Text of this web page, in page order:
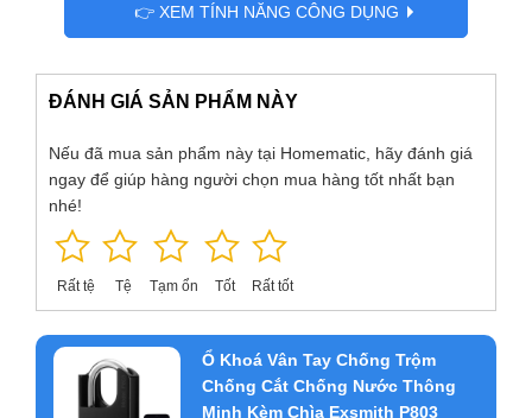
👉 XEM TÍNH NĂNG CÔNG DỤNG
ĐÁNH GIÁ SẢN PHẨM NÀY
Nếu đã mua sản phẩm này tại Homematic, hãy đánh giá
ngay để giúp hàng người chọn mua hàng tốt nhất bạn
nhé!
Rất tệ Tệ Tạm ổn Tốt Rất tốt
Ổ Khoá Vân Tay Chống Trộm
Chống Cắt Chống Nước Thông
Minh Kèm Chìa Exsmith P803